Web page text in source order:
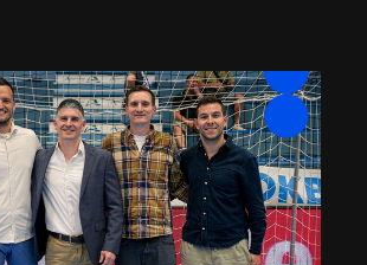
Erhält
Den
Sold
Out
Award
Von
Ticketmaster